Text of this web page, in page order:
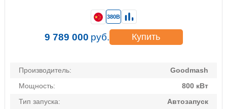
Производитель:
Goodmash
Мощность:
800 кВт
Тип запуска:
Автозапуск
380В
9 789 000 руб. Купить